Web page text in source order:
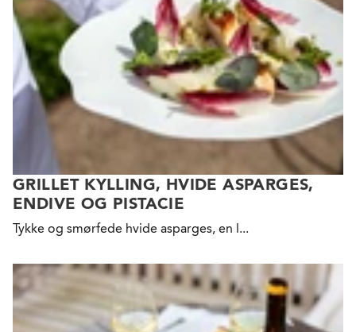
GRILLET KYLLING, HVIDE ASPARGES,
ENDIVE OG PISTACIE
Tykke og smørfede hvide asparges, en l...